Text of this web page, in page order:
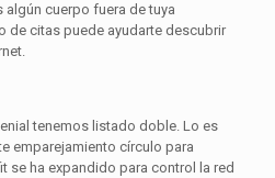
cuerpo fuera de tuya
de citas puede ayudarte descubrir
tenemos listado doble. Lo es
emparejamiento círculo para
se ha expandido para control la red